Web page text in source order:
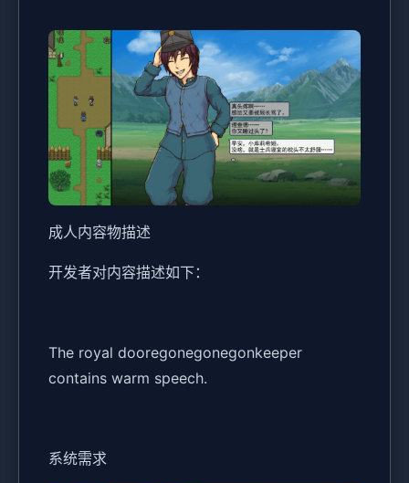
成人内容物描述
开发者对内容描述如下：
The royal dooregonegonegonkeeper
contains warm speech.
系统需求